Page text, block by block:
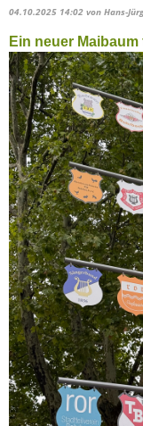
04.10.2025 14:02 von Hans-
Ein neuer